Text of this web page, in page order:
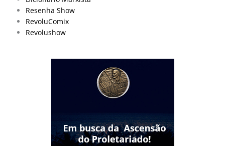
Resenha Show
RevoluComix
Revolushow